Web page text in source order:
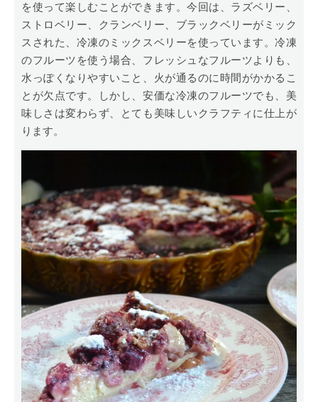
を使って楽しむことができます。今回は、ラズベリー、
ストロベリー、クランベリー、ブラックベリーがミック
スされた、冷凍のミックスベリーを使っています。冷凍
のフルーツを使う場合、フレッシュなフルーツよりも、
水っぽくなりやすいこと、火が通るのに時間がかかるこ
とが欠点です。しかし、安価な冷凍のフルーツでも、美
味しさは変わらず、とても美味しいクラフティに仕上が
ります。